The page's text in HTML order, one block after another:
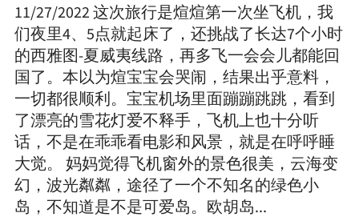
11/27/2022 这次旅行是煊煊第一次坐飞机，我
们夜里4、5点就起床了，还挑战了长达7个小时
的西雅图-夏威夷线路，再多飞一会会儿都能回
国了。本以为煊宝宝会哭闹，结果出乎意料，
一切都很顺利。宝宝机场里面蹦蹦跳跳，看到
了漂亮的雪花灯爱不释手，飞机上也十分听
话，不是在乖乖看电影和风景，就是在呼呼睡
大觉。 妈妈觉得飞机窗外的景色很美，云海变
幻，波光粼粼，途径了一个不知名的绿色小
岛，不知道是不是可爱岛。欧胡岛...